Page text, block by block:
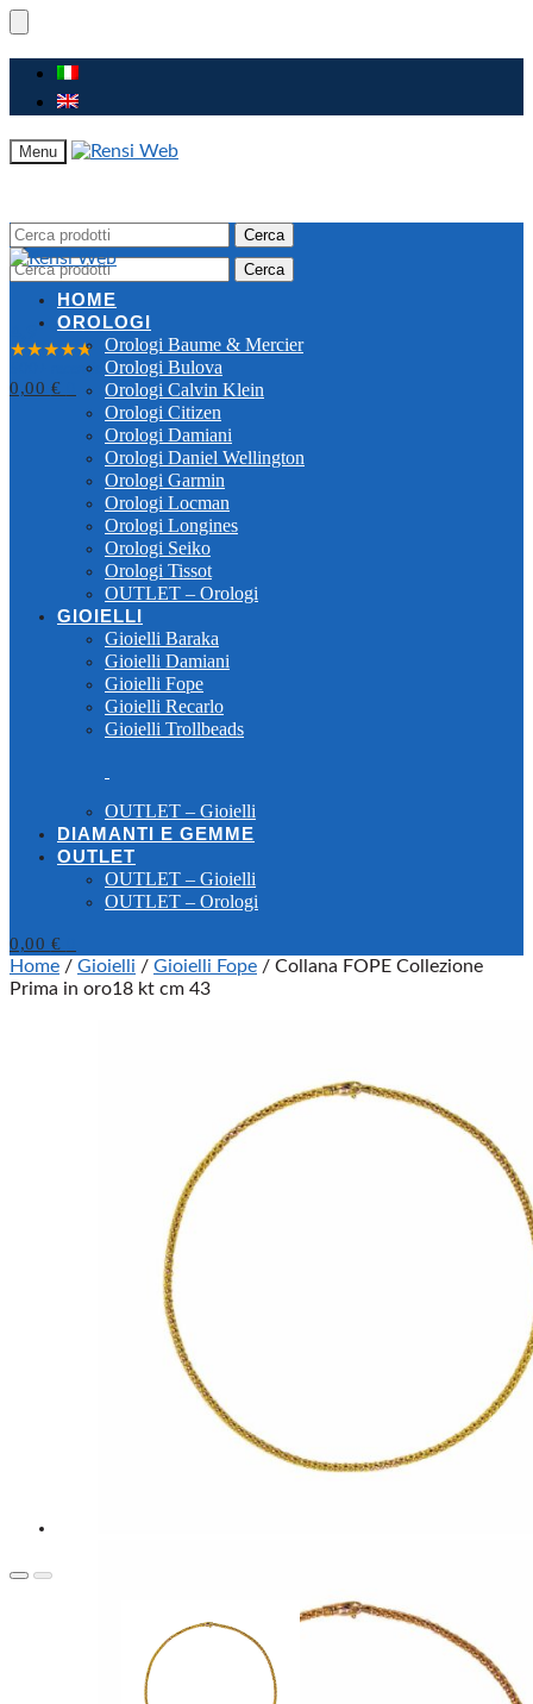
Skip
navigation
Skip
content
Menu
Cerca: Cerca
★★★★★
500+ recensioni
0,00 €
Cerca: Cerca
HOME
OROLOGI
Orologi Baume & Mercier
Orologi Bulova
Orologi Calvin Klein
Orologi Citizen
Orologi Damiani
Orologi Daniel Wellington
Orologi Garmin
Orologi Locman
Orologi Longines
Orologi Seiko
Orologi Tissot
OUTLET – Orologi
GIOIELLI
Gioielli Baraka
Gioielli Damiani
Gioielli Fope
Gioielli Recarlo
Gioielli Trollbeads
OUTLET – Gioielli
DIAMANTI E GEMME
OUTLET
OUTLET – Gioielli
OUTLET – Orologi
0,00 €
Home / Gioielli / Gioielli Fope / Collana FOPE Collezione
Prima in oro18 kt cm 43